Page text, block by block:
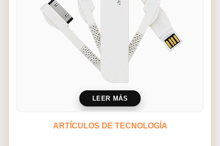
LEER MÁS
ARTÍCULOS DE TECNOLOGÍA